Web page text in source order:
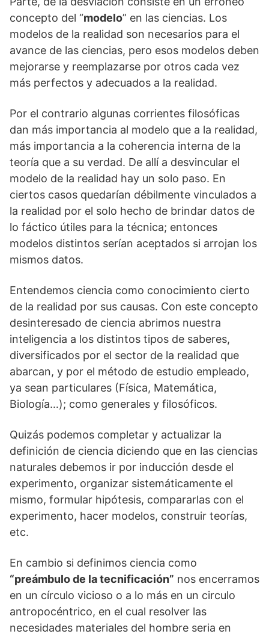
concepto del “modelo” en las ciencias. Los
modelos de la realidad son necesarios para el
avance de las ciencias, pero esos modelos deben
mejorarse y reemplazarse por otros cada vez
más perfectos y adecuados a la realidad.
Por el contrario algunas corrientes filosóficas
dan más importancia al modelo que a la realidad,
más importancia a la coherencia interna de la
teoría que a su verdad. De allí a desvincular el
modelo de la realidad hay un solo paso. En
ciertos casos que­darían débilmente vinculados a
la realidad por el solo hecho de brindar datos de
lo fáctico útiles para la técnica; entonces
modelos distintos serían aceptados si arrojan los
mismos datos.
Entendemos ciencia como conocimiento cierto
de la realidad por sus causas. Con este concepto
desinteresado de ciencia abrimos nuestra
inteligencia a los distintos tipos de saberes,
diversificados por el sector de la realidad que
abarcan, y por el método de estudio empleado,
ya sean particulares (Física, Matemática,
Biología…); como generales y filo­sóficos.
Quizás podemos completar y actualizar la
definición de ciencia diciendo que en las ciencias
naturales debemos ir por inducción desde el
experimento, organizar sistemáticamente el
mismo, formular hipótesis, compararlas con el
experimento, hacer modelos, construir teorías,
etc.
En cambio si definimos ciencia como
“preámbulo de la tecnificación” nos encerramos
en un círculo vicioso o a lo más en un circulo
antropocéntrico, en el cual resolver las
necesidades materiales del hombre seria en